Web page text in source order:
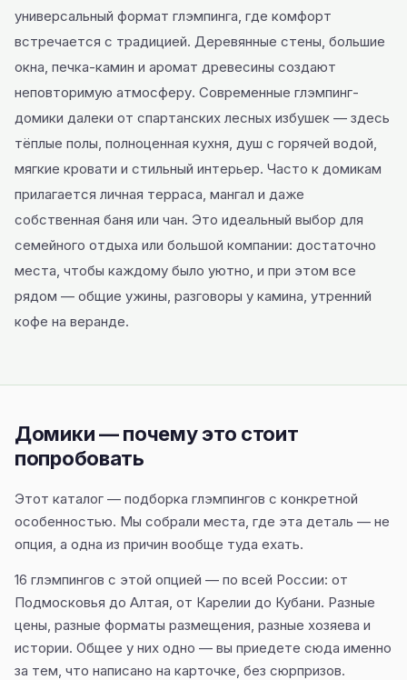
универсальный формат глэмпинга, где комфорт
встречается с традицией. Деревянные стены, большие
окна, печка-камин и аромат древесины создают
неповторимую атмосферу. Современные глэмпинг-
домики далеки от спартанских лесных избушек — здесь
тёплые полы, полноценная кухня, душ с горячей водой,
мягкие кровати и стильный интерьер. Часто к домикам
прилагается личная терраса, мангал и даже
собственная баня или чан. Это идеальный выбор для
семейного отдыха или большой компании: достаточно
места, чтобы каждому было уютно, и при этом все
рядом — общие ужины, разговоры у камина, утренний
кофе на веранде.
Домики — почему это стоит
попробовать
Этот каталог — подборка глэмпингов с конкретной
особенностью. Мы собрали места, где эта деталь — не
опция, а одна из причин вообще туда ехать.
16 глэмпингов с этой опцией — по всей России: от
Подмосковья до Алтая, от Карелии до Кубани. Разные
цены, разные форматы размещения, разные хозяева и
истории. Общее у них одно — вы приедете сюда именно
за тем, что написано на карточке, без сюрпризов.